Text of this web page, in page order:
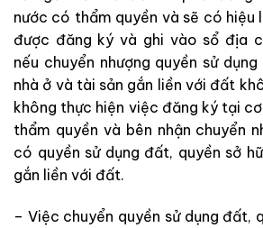
nước có thẩm quyền và sẽ có hiệu
được đăng ký và ghi vào sổ địa
nếu chuyển nhượng quyền sử
nhà ở và tài sản gắn liền với đất
không thực hiện việc đăng ký tại
thẩm quyền và bên nhận chuyển
có quyền sử dụng đất, quyền sở
gắn liền với đất.
– Việc chuyển quyền sử dụng đất,